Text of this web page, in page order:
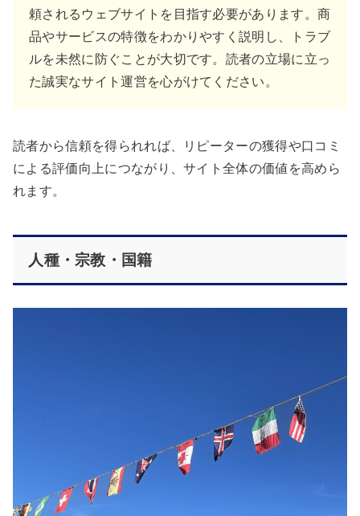
頼されるウェブサイトを目指す必要があります。商
品やサービスの特徴をわかりやすく説明し、トラブ
ルを未然に防ぐことが大切です。読者の立場に立っ
た誠実なサイト運営を心がけてください。
読者から信頼を得られれば、リピーターの獲得や口コミ
による評価向上につながり、サイト全体の価値を高めら
れます。
人種・宗教・国籍